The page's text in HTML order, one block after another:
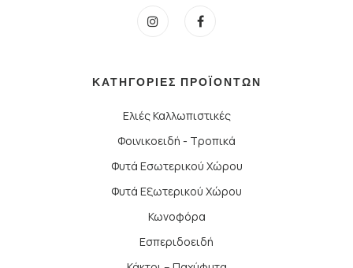
ΚΑΤΗΓΟΡΙΕΣ ΠΡΟΪΟΝΤΩΝ
Ελιές Καλλωπιστικές
Φοινικοειδή - Τροπικά
Φυτά Εσωτερικού Χώρου
Φυτά Εξωτερικού Χώρου
Κωνοφόρα
Εσπεριδοειδή